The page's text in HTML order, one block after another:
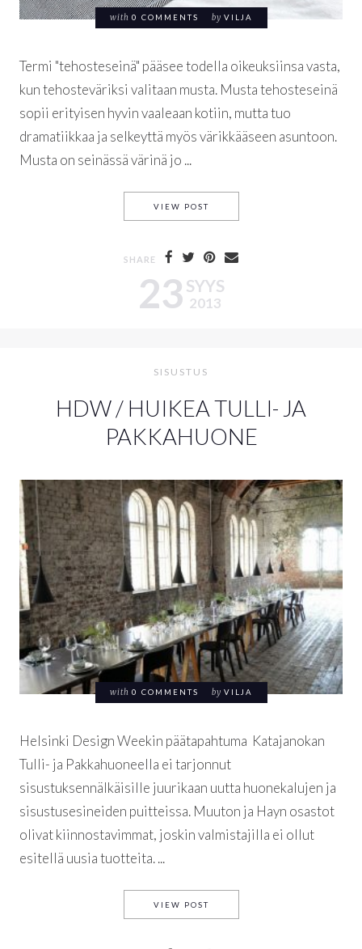
with 0 COMMENTS by VILJA
Termi "tehosteseinä" pääsee todella oikeuksiinsa vasta,
kun tehosteväriksi valitaan musta. Musta tehosteseinä
sopii erityisen hyvin vaaleaan kotiin, mutta tuo
dramatiikkaa ja selkeyttä myös värikkääseen asuntoon.
Musta on seinässä värinä jo ...
23 SYYS
2013
VIEW POSTMUSTANA, KIITOS!
SHARE
SISUSTUS
HDW / HUIKEA TULLI- JA
PAKKAHUONE
with 0 COMMENTS by VILJA
Helsinki Design Weekin päätapahtuma Katajanokan
Tulli- ja Pakkahuoneella ei tarjonnut
sisustuksennälkäisille juurikaan uutta huonekalujen ja
sisustusesineiden puitteissa. Muuton ja Hayn osastot
olivat kiinnostavimmat, joskin valmistajilla ei ollut
esitellä uusia tuotteita. ...
VIEW POSTHDW / HUIKEA TULLI- JA